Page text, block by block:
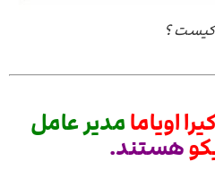
کیست ؟
اویامامدیر عامل
هستند.